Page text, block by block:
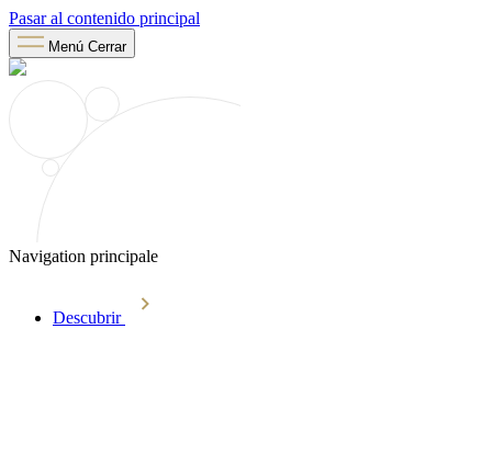
Pasar al contenido principal
Menú Cerrar
Navigation principale
Descubrir